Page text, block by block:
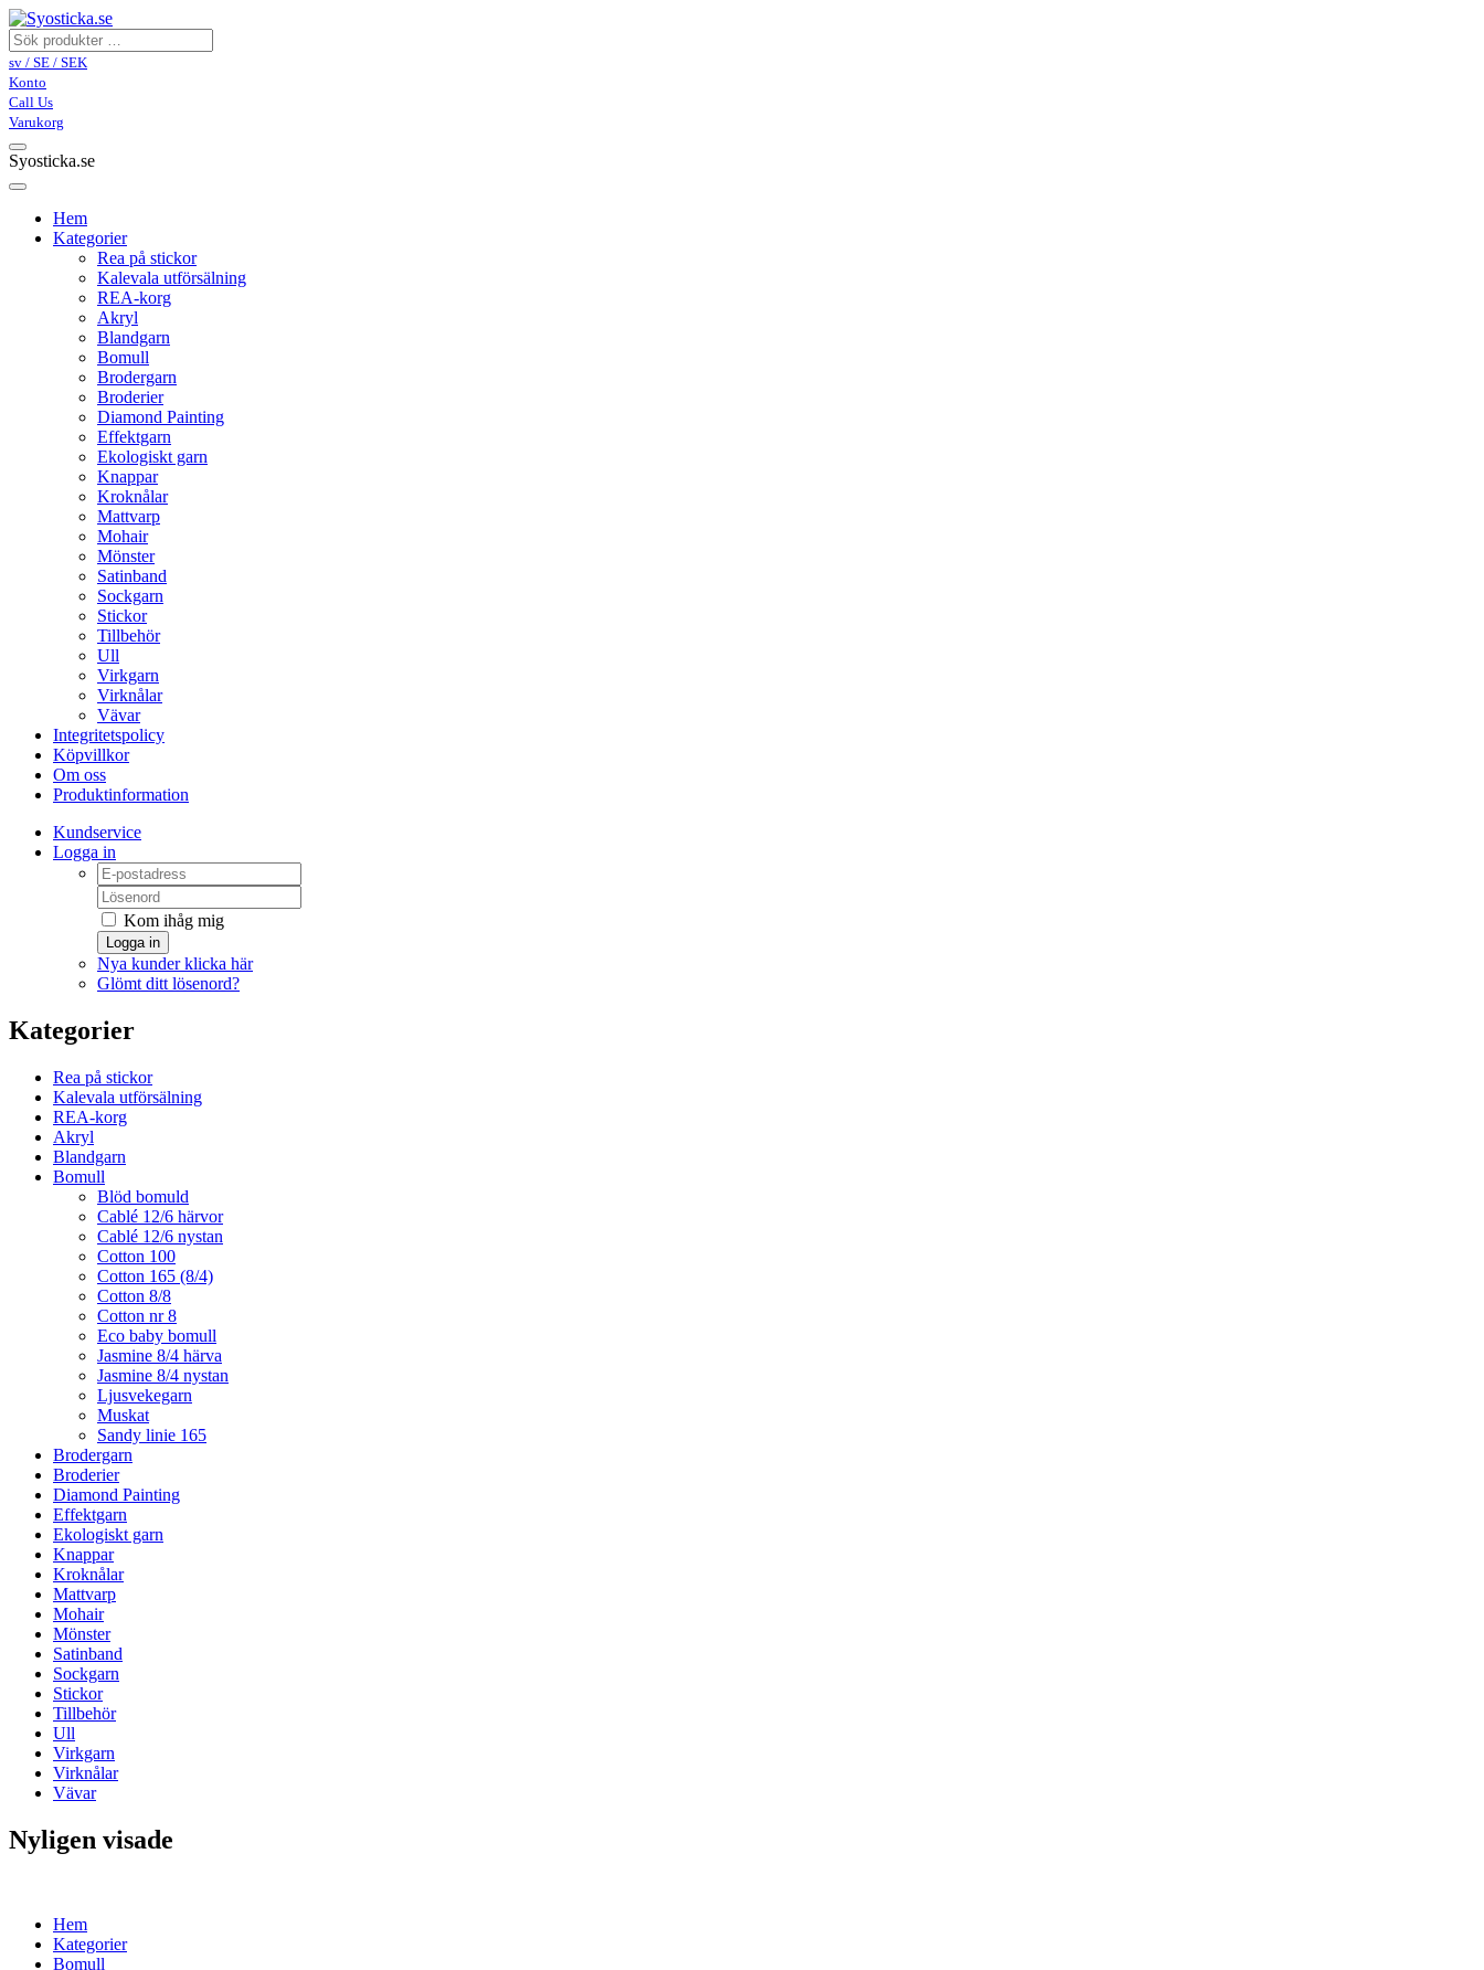
sv / SE / SEK
Konto
Call Us
Varukorg
Syosticka.se
Hem
Kategorier
Rea på stickor
Kalevala utförsälning
REA-korg
Akryl
Blandgarn
Bomull
Brodergarn
Broderier
Diamond Painting
Effektgarn
Ekologiskt garn
Knappar
Kroknålar
Mattvarp
Mohair
Mönster
Satinband
Sockgarn
Stickor
Tillbehör
Ull
Virkgarn
Virknålar
Vävar
Integritetspolicy
Köpvillkor
Om oss
Produktinformation
Kundservice
Logga in
Kom ihåg mig
Logga in
Nya kunder klicka här
Glömt ditt lösenord?
Kategorier
Rea på stickor
Kalevala utförsälning
REA-korg
Akryl
Blandgarn
Bomull
Blöd bomuld
Cablé 12/6 härvor
Cablé 12/6 nystan
Cotton 100
Cotton 165 (8/4)
Cotton 8/8
Cotton nr 8
Eco baby bomull
Jasmine 8/4 härva
Jasmine 8/4 nystan
Ljusvekegarn
Muskat
Sandy linie 165
Brodergarn
Broderier
Diamond Painting
Effektgarn
Ekologiskt garn
Knappar
Kroknålar
Mattvarp
Mohair
Mönster
Satinband
Sockgarn
Stickor
Tillbehör
Ull
Virkgarn
Virknålar
Vävar
Nyligen visade
Hem
Kategorier
Bomull